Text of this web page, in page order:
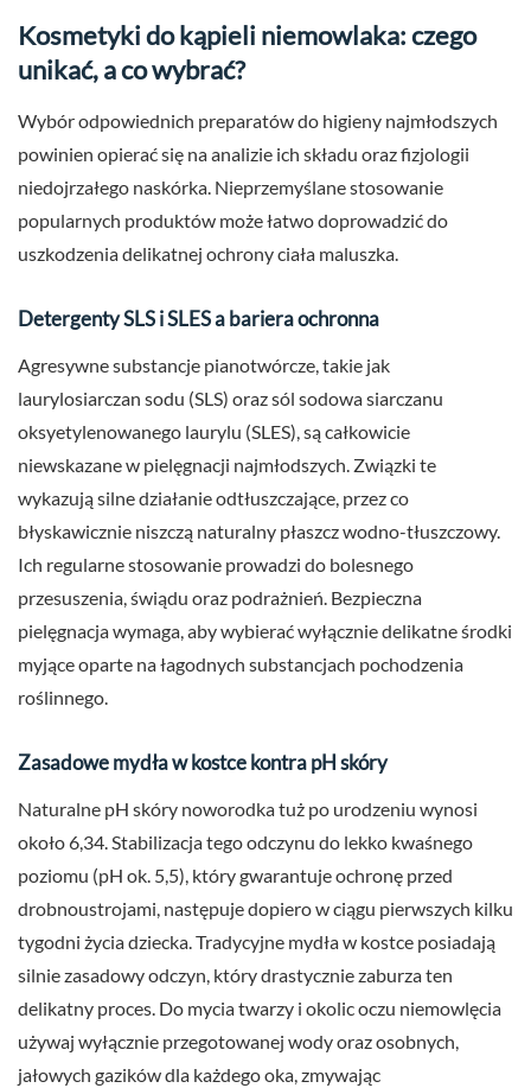
Kosmetyki do kąpieli niemowlaka: czego
unikać, a co wybrać?
Wybór odpowiednich preparatów do higieny najmłodszych
powinien opierać się na analizie ich składu oraz fizjologii
niedojrzałego naskórka. Nieprzemyślane stosowanie
popularnych produktów może łatwo doprowadzić do
uszkodzenia delikatnej ochrony ciała maluszka.
Detergenty SLS i SLES a bariera ochronna
Agresywne substancje pianotwórcze, takie jak
laurylosiarczan sodu (SLS) oraz sól sodowa siarczanu
oksyetylenowanego laurylu (SLES), są całkowicie
niewskazane w pielęgnacji najmłodszych. Związki te
wykazują silne działanie odtłuszczające, przez co
błyskawicznie niszczą naturalny płaszcz wodno-tłuszczowy.
Ich regularne stosowanie prowadzi do bolesnego
przesuszenia, świądu oraz podrażnień. Bezpieczna
pielęgnacja wymaga, aby wybierać wyłącznie delikatne środki
myjące oparte na łagodnych substancjach pochodzenia
roślinnego.
Zasadowe mydła w kostce kontra pH skóry
Naturalne pH skóry noworodka tuż po urodzeniu wynosi
około 6,34. Stabilizacja tego odczynu do lekko kwaśnego
poziomu (pH ok. 5,5), który gwarantuje ochronę przed
drobnoustrojami, następuje dopiero w ciągu pierwszych kilku
tygodni życia dziecka. Tradycyjne mydła w kostce posiadają
silnie zasadowy odczyn, który drastycznie zaburza ten
delikatny proces. Do mycia twarzy i okolic oczu niemowlęcia
używaj wyłącznie przegotowanej wody oraz osobnych,
jałowych gazików dla każdego oka, zmywając